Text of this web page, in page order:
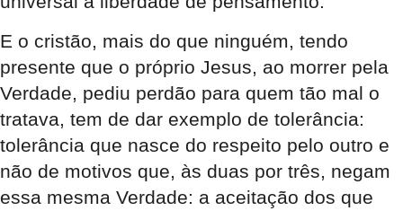
E o cristão, mais do que ninguém, tendo
presente que o próprio Jesus, ao morrer pela
Verdade, pediu perdão para quem tão mal o
tratava, tem de dar exemplo de tolerância:
tolerância que nasce do respeito pelo outro e
não de motivos que, às duas por três, negam
essa mesma Verdade: a aceitação dos que